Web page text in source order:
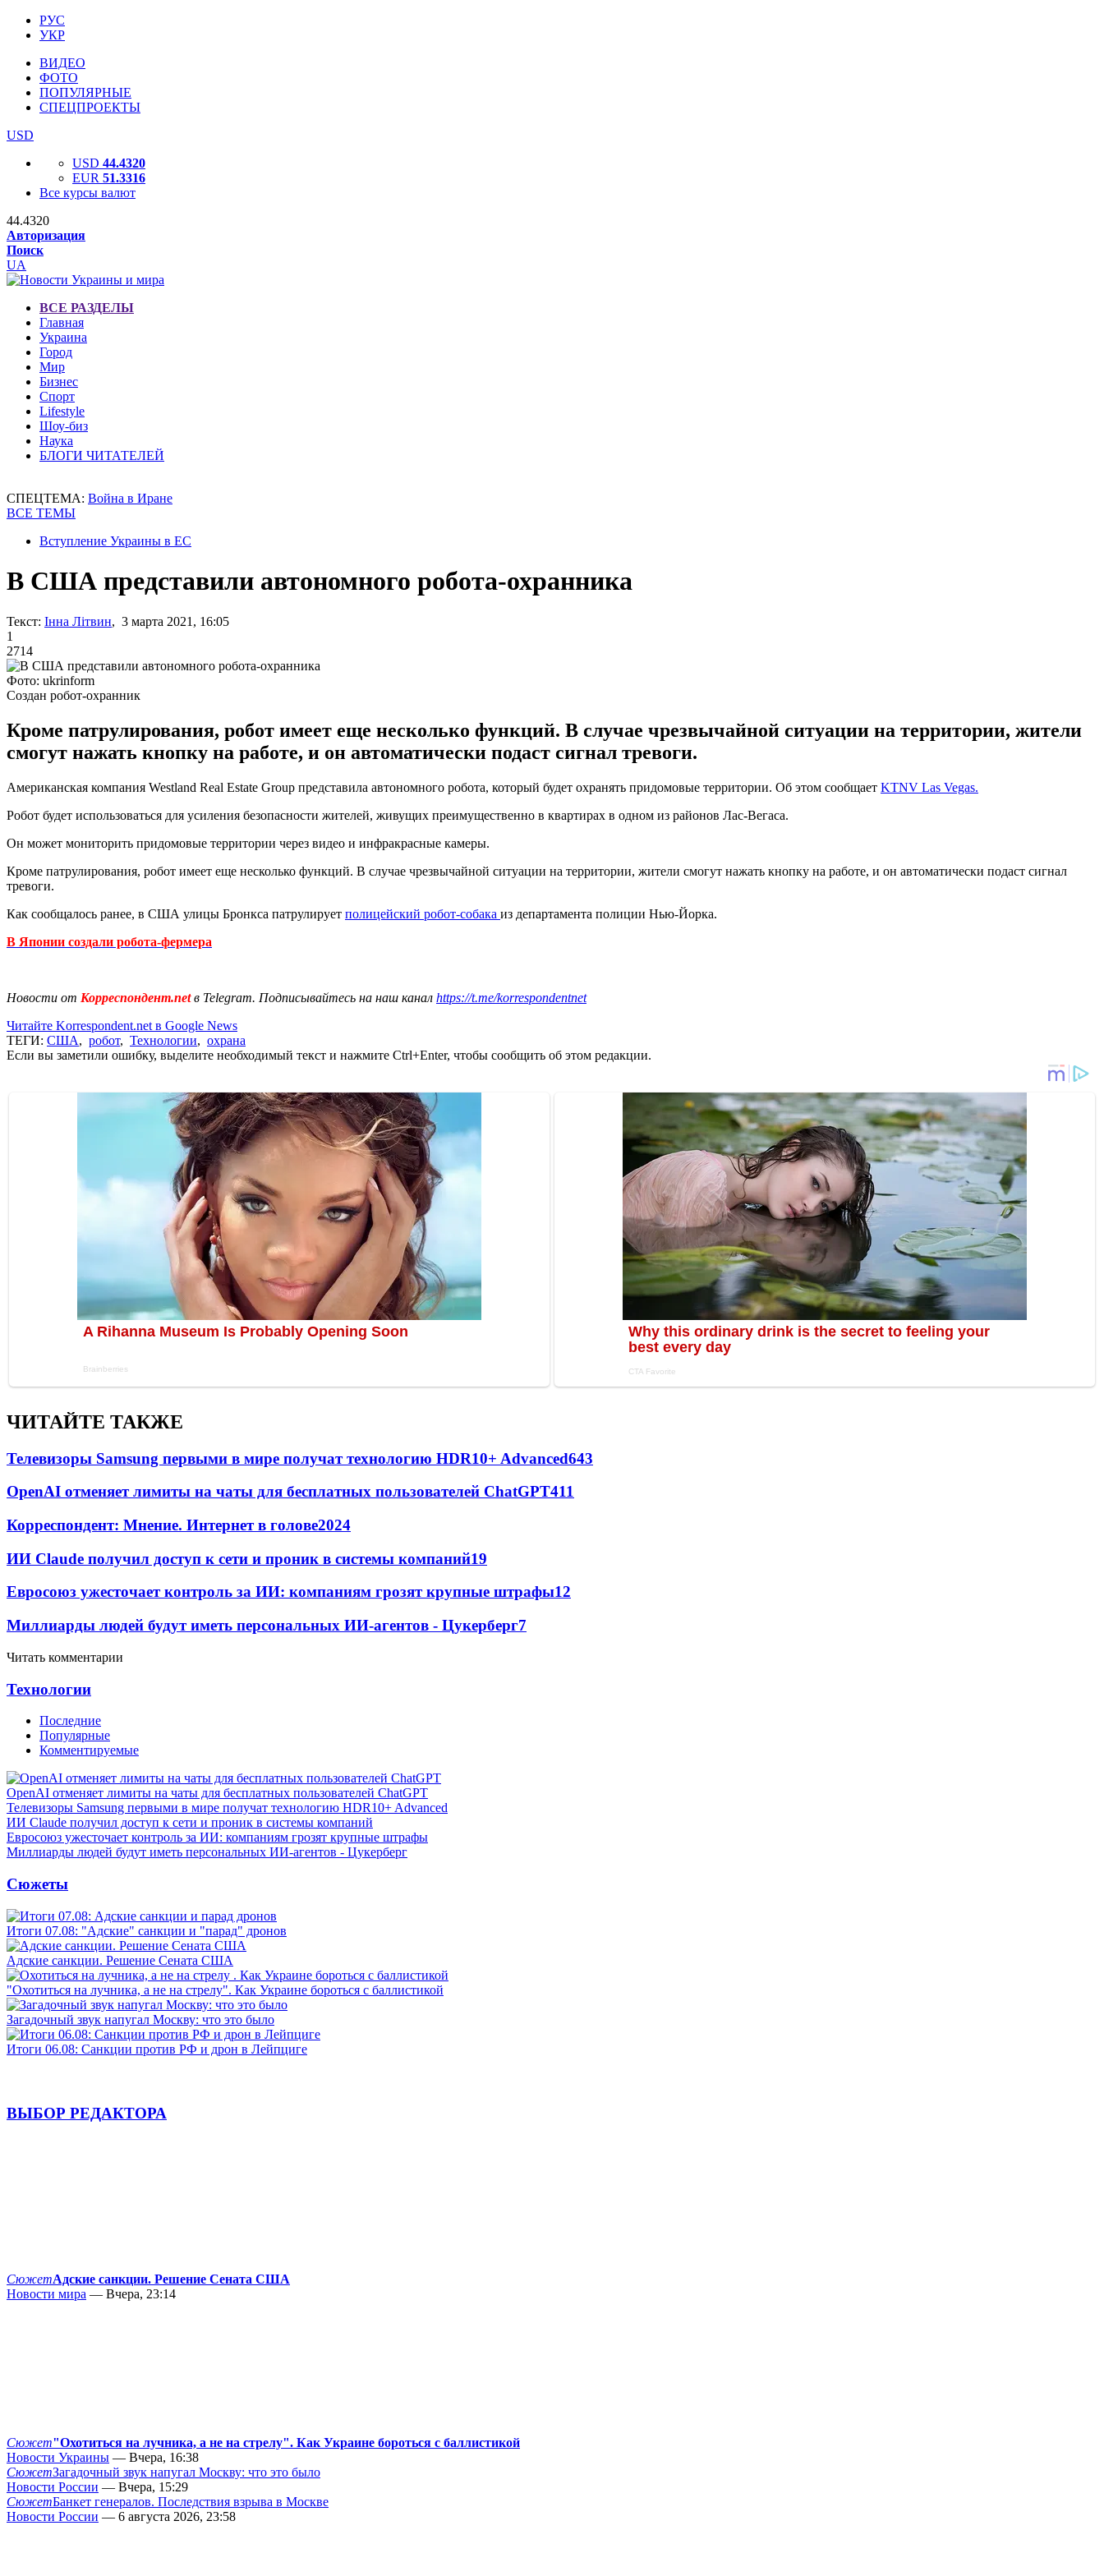
РУС
УКР
ВИДЕО
ФОТО
ПОПУЛЯРНЫЕ
СПЕЦПРОЕКТЫ
USD
USD 44.4320
EUR 51.3316
Все курсы валют
44.4320
Авторизация
Поиск
UA
ВСЕ РАЗДЕЛЫ
Главная
Украина
Город
Мир
Бизнес
Спорт
Lifestyle
Шоу-биз
Наука
БЛОГИ ЧИТАТЕЛЕЙ
СПЕЦТЕМА: Война в Иране
ВСЕ ТЕМЫ
Вступление Украины в ЕС
В США представили автономного робота-охранника
Текст: Інна Літвин, 3 марта 2021, 16:05
1
2714
Фото: ukrinform
Создан робот-охранник
Кроме патрулирования, робот имеет еще несколько функций. В случае чрезвычайной ситуации на территории, жители
смогут нажать кнопку на работе, и он автоматически подаст сигнал тревоги.
Американская компания Westland Real Estate Group представила автономного робота, который будет охранять придомовые территории. Об этом сообщает KTNV Las Vegas.
Робот будет использоваться для усиления безопасности жителей, живущих преимущественно в квартирах в одном из районов Лас-Вегаса.
Он может мониторить придомовые территории через видео и инфракрасные камеры.
Кроме патрулирования, робот имеет еще несколько функций. В случае чрезвычайной ситуации на территории, жители смогут нажать кнопку на работе, и он автоматически подаст сигнал
тревоги.
Как сообщалось ранее, в США улицы Бронкса патрулирует полицейский робот-собака из департамента полиции Нью-Йорка.
В Японии создали робота-фермера
Новости от Корреспондент.netв Telegram. Подписывайтесь на наш канал https://t.me/korrespondentnet
Читайте Korrespondent.net в Google News
ТЕГИ: США, робот, Технологии, охрана
Если вы заметили ошибку, выделите необходимый текст и нажмите Ctrl+Enter, чтобы сообщить об этом редакции.
ЧИТАЙТЕ ТАКЖЕ
Телевизоры Samsung первыми в мире получат технологию HDR10+ Advanced643
OpenAI отменяет лимиты на чаты для бесплатных пользователей ChatGPT411
Корреспондент: Мнение. Интернет в голове2024
ИИ Claude получил доступ к сети и проник в системы компаний19
Евросоюз ужесточает контроль за ИИ: компаниям грозят крупные штрафы12
Миллиарды людей будут иметь персональных ИИ-агентов - Цукерберг7
Читать комментарии
Технологии
Последние
Популярные
Комментируемые
OpenAI отменяет лимиты на чаты для бесплатных пользователей ChatGPT
Телевизоры Samsung первыми в мире получат технологию HDR10+ Advanced
ИИ Claude получил доступ к сети и проник в системы компаний
Евросоюз ужесточает контроль за ИИ: компаниям грозят крупные штрафы
Миллиарды людей будут иметь персональных ИИ-агентов - Цукерберг
Сюжеты
Итоги 07.08: "Адские" санкции и "парад" дронов
Адские санкции. Решение Сената США
"Охотиться на лучника, а не на стрелу". Как Украине бороться с баллистикой
Загадочный звук напугал Москву: что это было
Итоги 06.08: Санкции против РФ и дрон в Лейпциге
ВЫБОР РЕДАКТОРА
СюжетАдские санкции. Решение Сената США
Новости мира — Вчера, 23:14
Сюжет"Охотиться на лучника, а не на стрелу". Как Украине бороться с баллистикой
Новости Украины — Вчера, 16:38
СюжетЗагадочный звук напугал Москву: что это было
Новости России — Вчера, 15:29
СюжетБанкет генералов. Последствия взрыва в Москве
Новости России — 6 августа 2026, 23:58